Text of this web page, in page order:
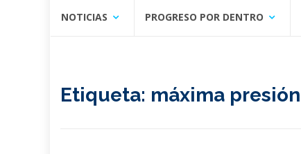
NOTICIAS PROGRESO POR DENTRO
Etiqueta: máxima presión